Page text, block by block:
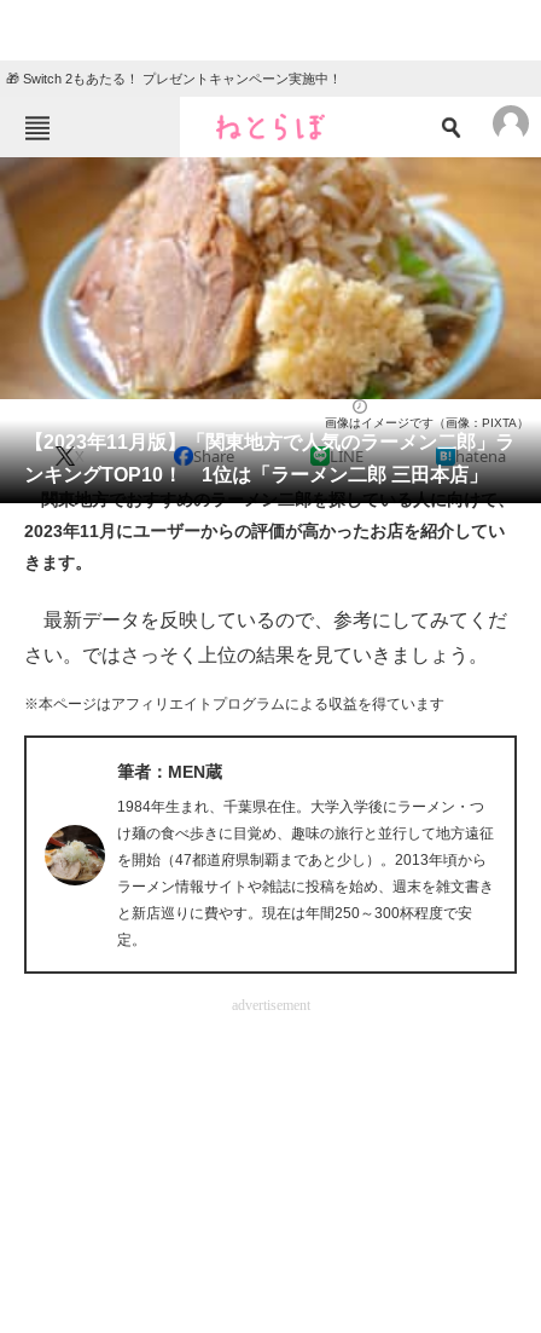
🎁 Switch 2もあたる！ プレゼントキャンペーン実施中！
ねとらぼメニュー
ニュース
エンタメ クイズ
グルメ 地域
住まい 教育・育児
動物 リサーチ
会員記事
メディア
注目記事を集めた総合ページ
スマホと通信の最新トレンド
進化するPCとデバイスの未来
ビジネスと働き方のヒント
AI活用のいまが分かる
企業ITのトレンドを詳説
マーケ×ITの今がよく分かる
【2023年11月版】「関東地方で人気のラーメン二郎」ラ
ンキングTOP10！ 1位は「ラーメン二郎 三田本店」
画像はイメージです（画像：PIXTA）
X Share LINE hatena
関東地方でおすすめのラーメン二郎を探している人に向けて、
2023年11月にユーザーからの評価が高かったお店を紹介してい
きます。
最新データを反映しているので、参考にしてみてくだ
さい。ではさっそく上位の結果を見ていきましょう。
※本ページはアフィリエイトプログラムによる収益を得ています
筆者：MEN蔵
1984年生まれ、千葉県在住。大学入学後にラーメン・つ
け麺の食べ歩きに目覚め、趣味の旅行と並行して地方遠征
を開始（47都道府県制覇まであと少し）。2013年頃から
ラーメン情報サイトや雑誌に投稿を始め、週末を雑文書き
と新店巡りに費やす。現在は年間250～300杯程度で安
定。
advertisement